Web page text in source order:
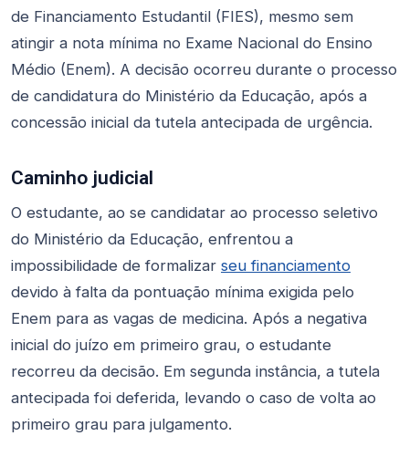
de Financiamento Estudantil (FIES), mesmo sem
atingir a nota mínima no Exame Nacional do Ensino
Médio (Enem). A decisão ocorreu durante o processo
de candidatura do Ministério da Educação, após a
concessão inicial da tutela antecipada de urgência.
Caminho judicial
O estudante, ao se candidatar ao processo seletivo
do Ministério da Educação, enfrentou a
impossibilidade de formalizar seu financiamento
devido à falta da pontuação mínima exigida pelo
Enem para as vagas de medicina. Após a negativa
inicial do juízo em primeiro grau, o estudante
recorreu da decisão. Em segunda instância, a tutela
antecipada foi deferida, levando o caso de volta ao
primeiro grau para julgamento.